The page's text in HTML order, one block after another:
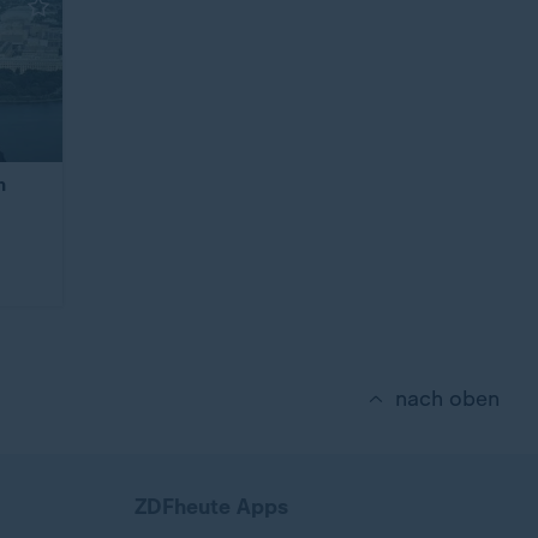
nach oben